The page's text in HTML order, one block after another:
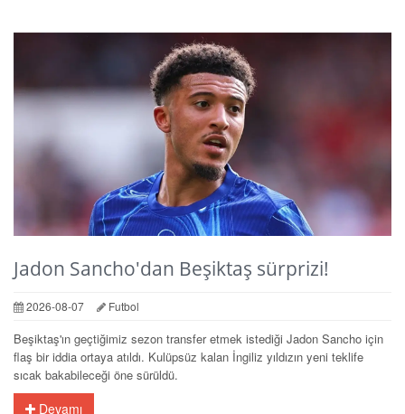
Jadon Sancho'dan Beşiktaş sürprizi!
2026-08-07 Futbol
Beşiktaş'ın geçtiğimiz sezon transfer etmek istediği Jadon Sancho için
flaş bir iddia ortaya atıldı. Kulüpsüz kalan İngiliz yıldızın yeni teklife
sıcak bakabileceği öne sürüldü.
Devamı